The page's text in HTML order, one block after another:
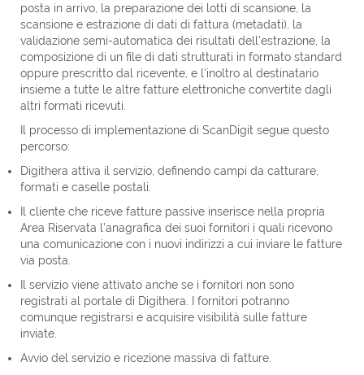
posta in arrivo, la preparazione dei lotti di scansione, la
scansione e estrazione di dati di fattura (metadati), la
validazione semi-automatica dei risultati dell'estrazione, la
composizione di un file di dati strutturati in formato standard
oppure prescritto dal ricevente, e l'inoltro al destinatario
insieme a tutte le altre fatture elettroniche convertite dagli
altri formati ricevuti.
Il processo di implementazione di ScanDigit segue questo
percorso:
Digithera attiva il servizio, definendo campi da catturare,
formati e caselle postali.
Il cliente che riceve fatture passive inserisce nella propria
Area Riservata l’anagrafica dei suoi fornitori i quali ricevono
una comunicazione con i nuovi indirizzi a cui inviare le fatture
via posta.
Il servizio viene attivato anche se i fornitori non sono
registrati al portale di Digithera. I fornitori potranno
comunque registrarsi e acquisire visibilità sulle fatture
inviate.
Avvio del servizio e ricezione massiva di fatture.